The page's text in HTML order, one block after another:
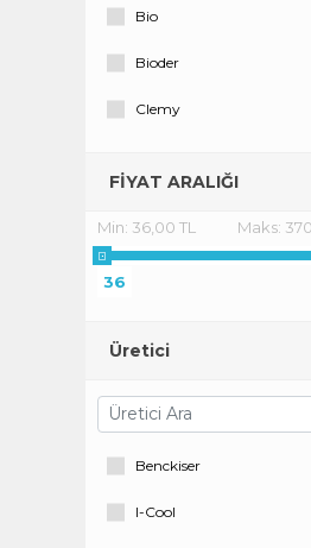
Bio
Bioder
Clemy
TRİNA
Veet
Vi-Vet
FİYAT ARALIĞI
Min: 36,00 TL Maks:
36
Üretici
Benckiser
I-Cool